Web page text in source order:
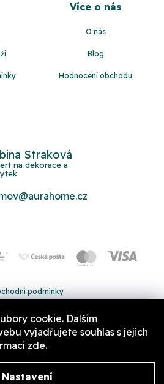
cookie. Dalším
vyjadřujete souhlas s jejich
zde.
Nastavení
Více o nás
O nás
Blog
Hodnocení obchodu
Straková
@aurahome.cz
podmínky
a nastavení cookies